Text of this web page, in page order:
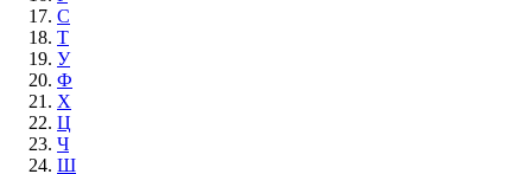
С
Т
У
Ф
Х
Ц
Ч
Ш